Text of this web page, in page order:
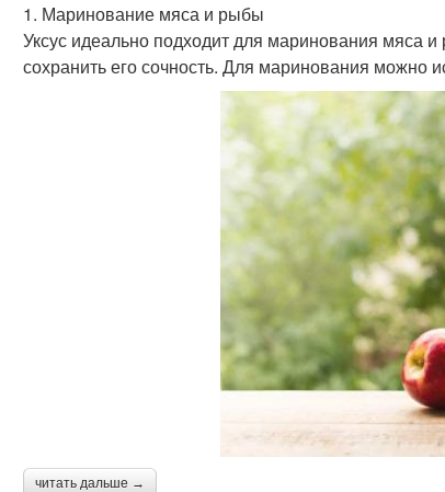
1. Маринование мяса и рыбы
Уксус идеально подходит для маринования мяса
сохранить его сочность. Для маринования можно
читать дальше →